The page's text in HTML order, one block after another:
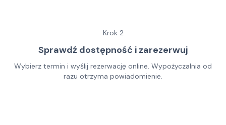
Krok 2
Sprawdź dostępność i zarezerwuj
Wybierz termin i wyślij rezerwację online. Wypożyczalnia od
razu otrzyma powiadomienie.